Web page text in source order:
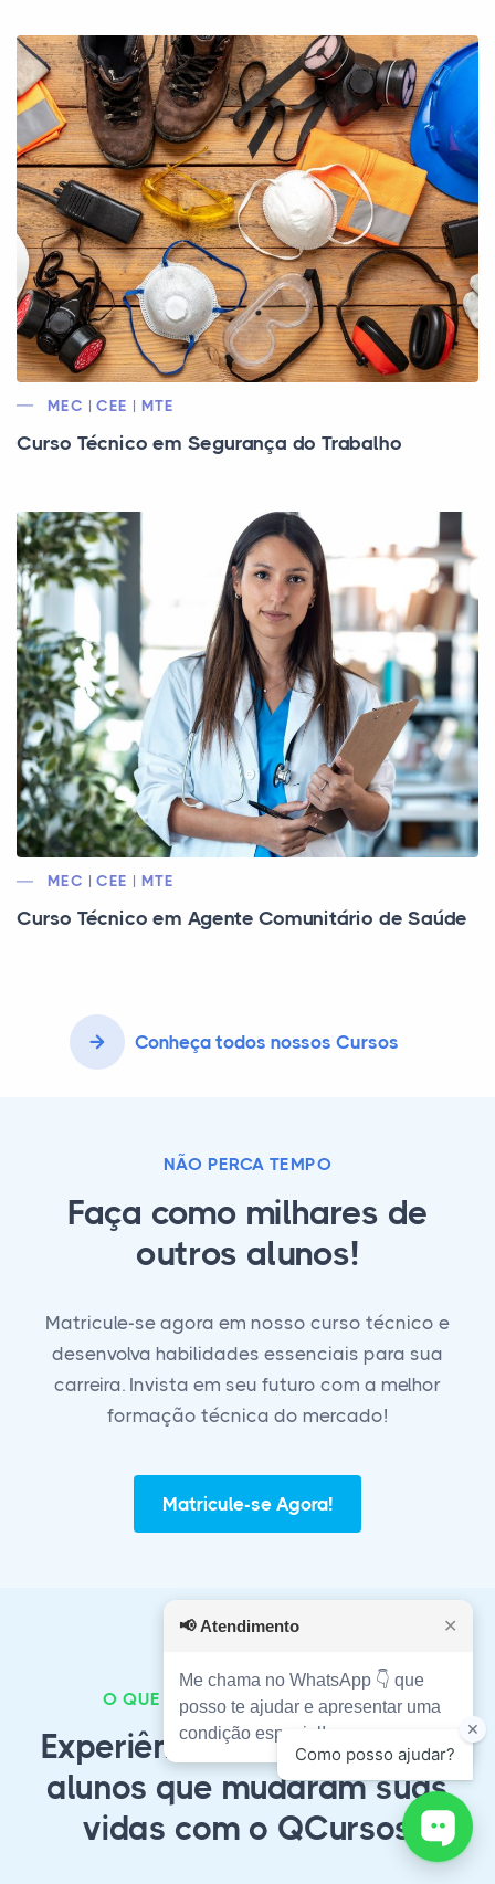
MEC | CEE | MTE
Curso Técnico em Segurança do Trabalho
MEC | CEE | MTE
Curso Técnico em Agente Comunitário de Saúde
Conheça todos nossos Cursos
NÃO PERCA TEMPO
Faça como milhares de
outros alunos!
Matricule-se agora em nosso curso técnico e
desenvolva habilidades essenciais para sua
carreira. Invista em seu futuro com a melhor
formação técnica do mercado!
Matricule-se Agora!
O QUE NOSSOS ALUNOS FALAM?
Experiências autênticas de
alunos que mudaram suas
vidas com o QCursos
📢 Atendimento ✕
Me chama no WhatsApp 👇 que
posso te ajudar e apresentar uma
condição especial!